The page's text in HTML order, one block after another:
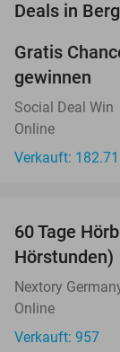
Deals in
Gratis
gewinnen
Social Deal Win
Online
Verkauft:
60 Tage
Hörstunden)
Nextory
Online
Verkauft: 957